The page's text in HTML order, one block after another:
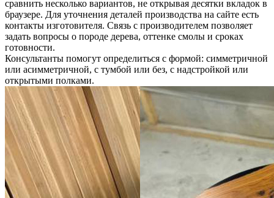
сравнить несколько вариантов, не открывая десятки вкладок в
браузере. Для уточнения деталей производства на сайте есть
контакты изготовителя. Связь с производителем позволяет
задать вопросы о породе дерева, оттенке смолы и сроках
готовности.
Консультанты помогут определиться с формой: симметричной
или асимметричной, с тумбой или без, с надстройкой или
открытыми полками.